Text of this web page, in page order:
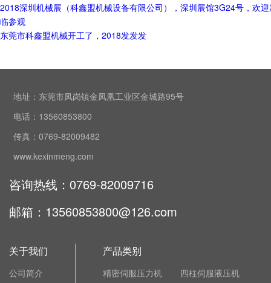
2018深圳机械展（科鑫盟机械设备有限公司），深圳展馆3G24号，欢
临参观
东莞市科鑫盟机械开工了，2018发发发
地址：东莞市凤岗镇金凤凰工业区金城路95号
电话：13560853800
传真：0769-82009482
www.kexinmeng.com
咨询热线：0769-82009716
邮箱：13560853800@126.com
关于我们
公司简介
产品类别
精密伺服压力机
四柱伺服液压机